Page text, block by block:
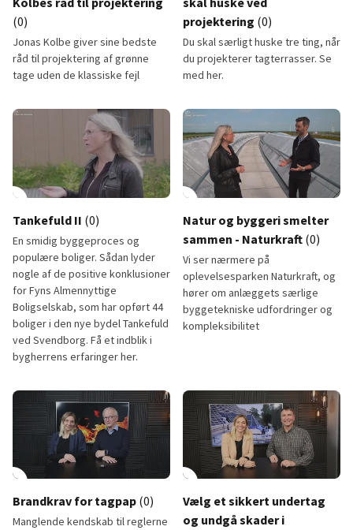
(0)
Jonas Kolbe giver sine bedste
råd til projektering af grønne
tage uden de klassiske fejl
Grønne tage: Få Jonas Kolbes råd til projektering
projektering (0)
Du skal særligt huske tre ting, når
du projekterer tagterrasser. Se
med her.
Tagterrassen: 3 ting du skal
Tankefuld II (0)
En smidig byggeproces og
populære boliger. Sådan lyder
nogle af de positive konklusioner
for Fyns Almennyttige
Boligselskab, som har opført 44
boliger i den nye bydel Tankefuld
ved Svendborg. Få et indblik i
bygherrens erfaringer her.
play_circle
5:01
Natur og byggeri smelter
sammen - Naturkraft (0)
Vi ser nærmere på
oplevelsesparken Naturkraft, og
hører om anlæggets særlige
byggetekniske udfordringer og
kompleksibilitet
Brandkrav for tagpap (0)
Manglende kendskab til reglerne
play_circleVælg et sikkert undertag
og undgå skader i